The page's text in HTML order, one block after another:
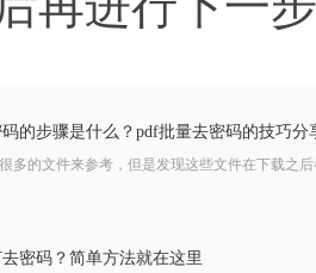
的步骤是什么？pdf批量去密码的技巧分
多的文件来参考，但是发现这些文件在下载之
密码？简单方法就在这里